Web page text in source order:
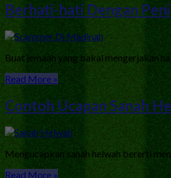
Berhati-hati Dengan
Buat jemaah yang bakal mengerjakan
Read More »
Contoh Ucapan Sanah
Mengucapkan sanah helwah bererti
Read More »